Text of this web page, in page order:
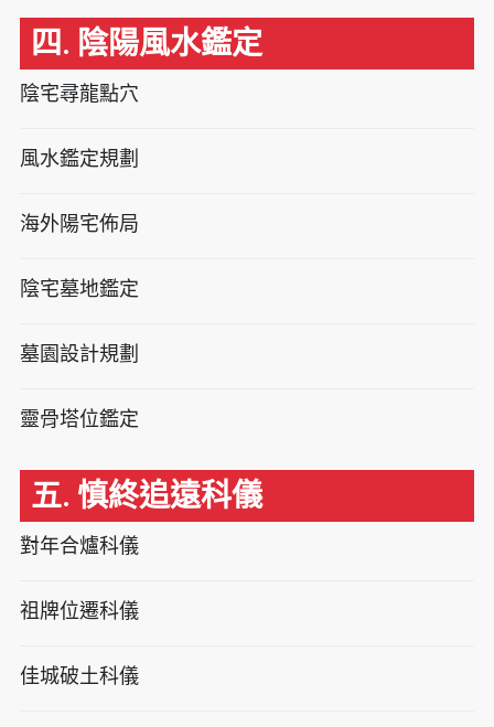
四. 陰陽風水鑑定
陰宅尋龍點穴
風水鑑定規劃
海外陽宅佈局
陰宅墓地鑑定
墓園設計規劃
靈骨塔位鑑定
五. 慎終追遠科儀
對年合爐科儀
祖牌位遷科儀
佳城破土科儀